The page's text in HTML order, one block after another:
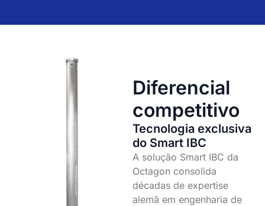
Diferencial
competitivo
Tecnologia exclusiva
do Smart IBC
A solução Smart IBC da
Octagon consolida
décadas de expertise
alemã em engenharia de